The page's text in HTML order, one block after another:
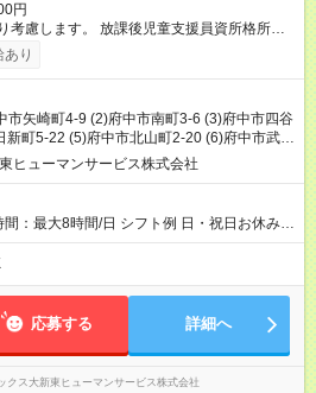
円
考慮します。 放課後児童支援員資所格所持
り 【試用期間】試用期間なし
り
市矢崎町4-9 (2)府中市南町3-6 (3)府中市四谷
新町5-22 (5)府中市北山町2-20 (6)府中市武蔵
ヒューマンサービス株式会社
：最大8時間/日 シフト例 日・祝日お休み。
す。 実働４～５時間。 ※面接時応相談！ 1
なります。希望休可。 勤務日数は応相談。
応募する 詳細へ
クス大新東ヒューマンサービス株式会社